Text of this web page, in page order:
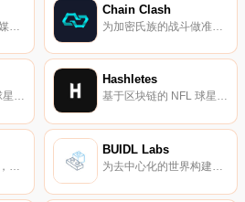
下一代去中心化社交媒体网络。
Chain Clash
基于区块链的 NFL 球星卡游戏。
Hashletes
基于区块链的 NFL 球星卡游戏。
追随行业中的佼佼者，提升自己的交易技能。
BUIDL Labs
为去中心化的世界构建基础设施。